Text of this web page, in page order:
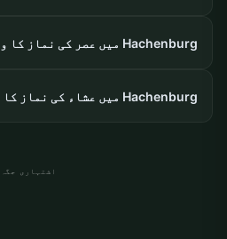
Hachenburg میں عصر کی نماز کا وقت کیا ہے؟
Hachenburg میں عشاء کی نماز کا وقت کیا ہے؟
اشتہاری جگہ